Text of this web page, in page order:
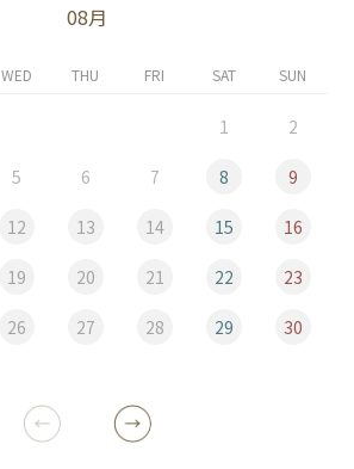
08月
WED THU FRI SAT SUN
1 2
5 6 7 8 9
12 13 14 15 16
19 20 21 22 23
26 27 28 29 30